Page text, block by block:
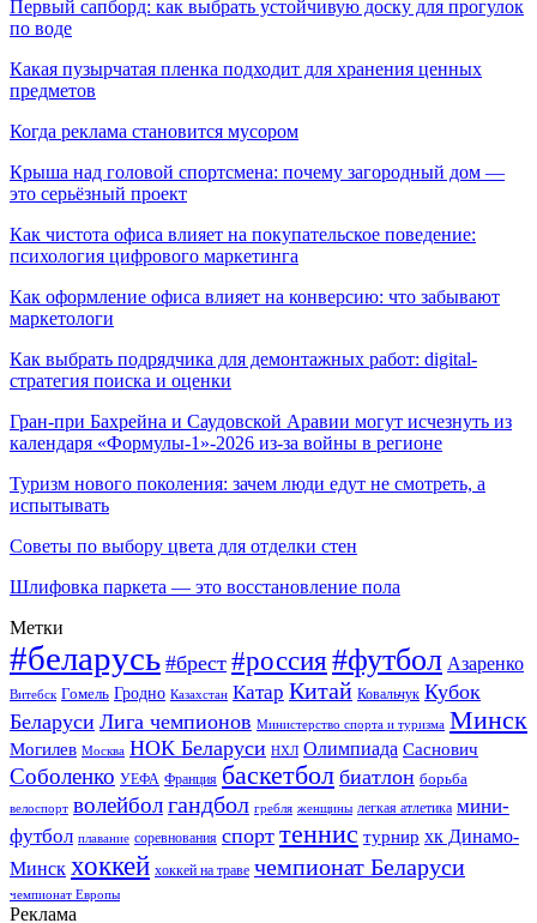
Первый сапборд: как выбрать устойчивую доску для прогулок
по воде
Какая пузырчатая пленка подходит для хранения ценных
предметов
Когда реклама становится мусором
Крыша над головой спортсмена: почему загородный дом —
это серьёзный проект
Как чистота офиса влияет на покупательское поведение:
психология цифрового маркетинга
Как оформление офиса влияет на конверсию: что забывают
маркетологи
Как выбрать подрядчика для демонтажных работ: digital-
стратегия поиска и оценки
Гран-при Бахрейна и Саудовской Аравии могут исчезнуть из
календаря «Формулы-1»-2026 из-за войны в регионе
Туризм нового поколения: зачем люди едут не смотреть, а
испытывать
Советы по выбору цвета для отделки стен
Шлифовка паркета — это восстановление пола
Метки
#беларусь #брест #россия#футбол Азаренко
Витебск Гомель Гродно Казахстан Катар Китай Ковальчук Кубок
Беларуси Лига чемпионов Министерство спорта и туризма Минск
Могилев Москва НОК Беларуси НХЛ Олимпиада Саснович
Соболенко УЕФА Франция баскетбол биатлон борьба
велоспорт волейболгандбол гребля женщины легкая атлетика мини-
футбол плавание соревнования спорт теннис турнир хк Динамо-
Минск хоккей хоккей на траве чемпионат Беларуси
чемпионат Европы
Реклама